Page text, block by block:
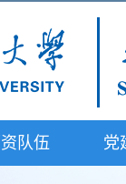
队伍 党